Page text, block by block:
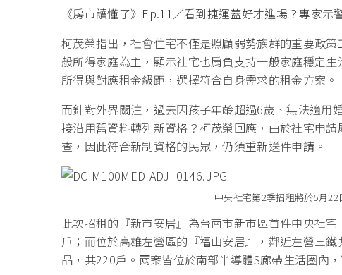
《房市讀懂了》Ep.11／看到捷運蓋好才進場？專家示
柯茂榮指出，社會住宅不僅是照顧弱勢族群的重要政
般所得家庭為主，顯示社宅也肩負支持一般家庭穩定
所得與對應租金級距，選擇符合自身需求的租金方案。
而針對外界關注，過去因孩子年齡超過6歲、無法適用
接沿用舊資料轉列新資格？柯茂榮回應，由於社宅申
查，因此符合新制資格的民眾，仍須重新送件申請。
中央社宅第2季招租將於5月
此次招租的『新市安居』為台南市新市區首件中央社
戶；而位於高雄左營區的『福山安居』，鄰近左營三
品，共220戶。兩案皆位於南部半導體S廊帶生活圈內